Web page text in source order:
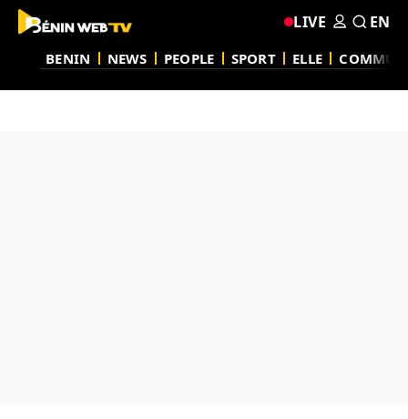
BENIN NEWS PEOPLE SPORT ELLE
LIVE EN